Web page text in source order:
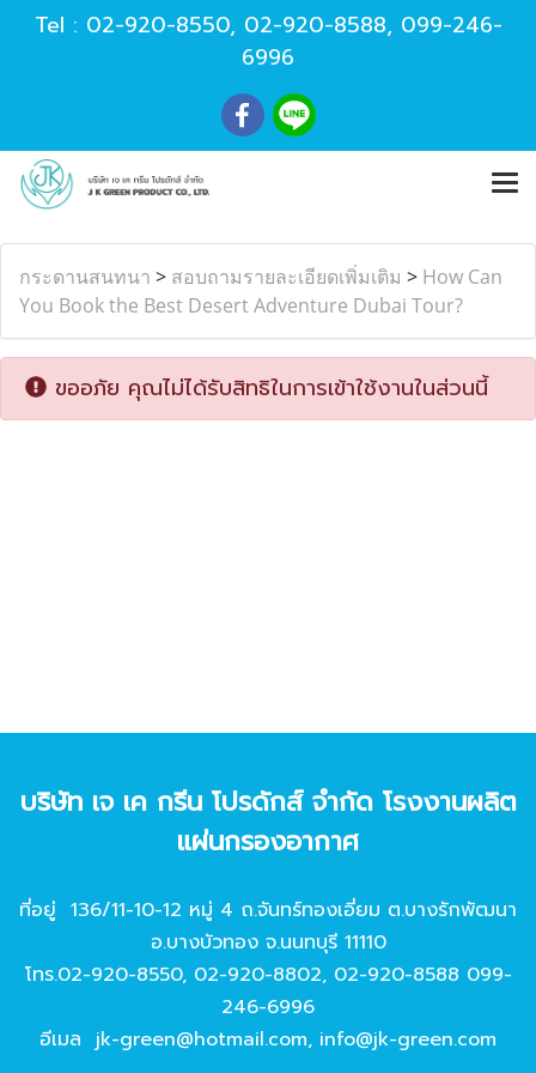
Tel : 02-920-8550, 02-920-8588, 099-246-
6996
กระดานสนทนา > สอบถามรายละเอียดเพิ่มเติม > How Can
You Book the Best Desert Adventure Dubai Tour?
ขออภัย คุณไม่ได้รับสิทธิในการเข้าใช้งานในส่วนนี้
บริษัท เจ เค กรีน โปรดักส์ จํากัด โรงงานผลิต
แผ่นกรองอากาศ
ที่อยู่ 136/11-10-12 หมู่ 4 ถ.จันทร์ทองเอี่ยม ต.บางรักพัฒนา
อ.บางบัวทอง จ.นนทบุรี 11110
โทร.02-920-8550, 02-920-8802, 02-920-8588 099-
246-6996
อีเมล jk-green@hotmail.com, info@jk-green.com